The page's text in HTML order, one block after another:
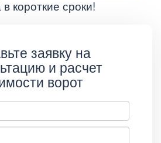
короткие сроки!
заявку на
и расчет
ворот